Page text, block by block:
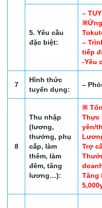
5. Yêu cầu
đặc biệt:
–
–
tiếp
-Yêu
7
Hình thức
tuyển dụng:
–
8
Thu nhập
(lương,
thưởng, phụ
cấp, làm
thêm, làm
đêm, tăng
lương…):
※
Thực
yên/
Trợ
Tăng